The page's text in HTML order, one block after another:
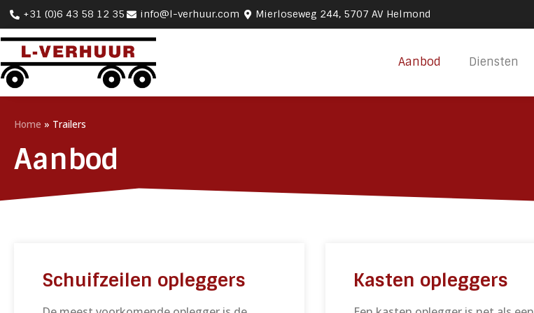
+31 (0)6 43 58 12 35 info@l-verhuur.com Mierloseweg 244, 5707 AV Helmond
Aanbod Diensten
Home » Trailers
Aanbod
Schuifzeilen opleggers Kasten opleggers